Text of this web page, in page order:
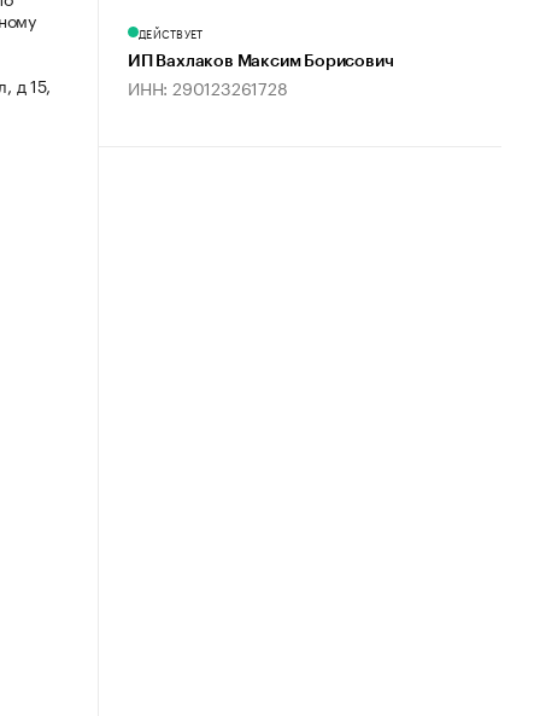
д 15,
ДЕЙСТВУЕТ
ИП Вахлаков Максим Борисович
ИНН: 290123261728